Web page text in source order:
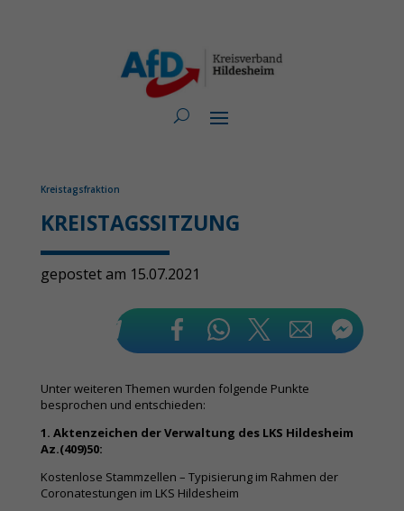
Kreistagsfraktion
KREISTAGSSITZUNG
gepostet am 15.07.2021
Unter weiteren Themen wurden folgende Punkte
besprochen und entschieden:
1. Aktenzeichen der Verwaltung des LKS Hildesheim
Az.(409)50:
Kostenlose Stammzellen – Typisierung im Rahmen der
Coronatestungen im LKS Hildesheim